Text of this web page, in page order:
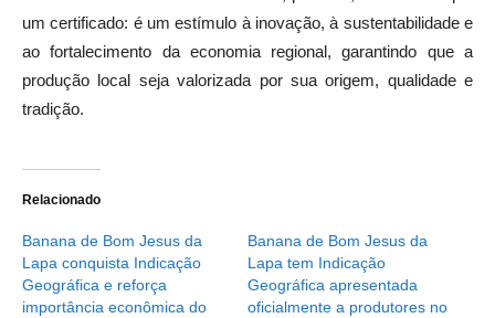
um certificado: é um estímulo à inovação, à sustentabilidade e
ao fortalecimento da economia regional, garantindo que a
produção local seja valorizada por sua origem, qualidade e
tradição.
Relacionado
Banana de Bom Jesus da
Lapa conquista Indicação
Geográfica e reforça
importância econômica do
Banana de Bom Jesus da
Lapa tem Indicação
Geográfica apresentada
oficialmente a produtores no